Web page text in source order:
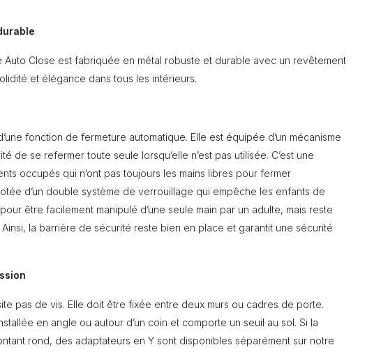
Close est fabriquée en métal robuste et durable avec un revêtement
et élégance dans tous les intérieurs.
fonction de fermeture automatique. Elle est équipée d’un mécanisme
de se refermer toute seule lorsqu’elle n’est pas utilisée. C’est une
occupés qui n’ont pas toujours les mains libres pour fermer
d’un double système de verrouillage qui empêche les enfants de
être facilement manipulé d’une seule main par un adulte, mais reste
la barrière de sécurité reste bien en place et garantit une sécurité
pas de vis. Elle doit être fixée entre deux murs ou cadres de porte.
en angle ou autour d’un coin et comporte un seuil au sol. Si la
rond, des adaptateurs en Y sont disponibles séparément sur notre